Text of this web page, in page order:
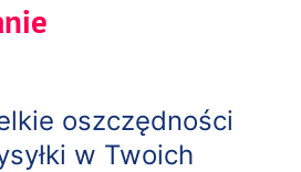
oszczędności
w Twoich